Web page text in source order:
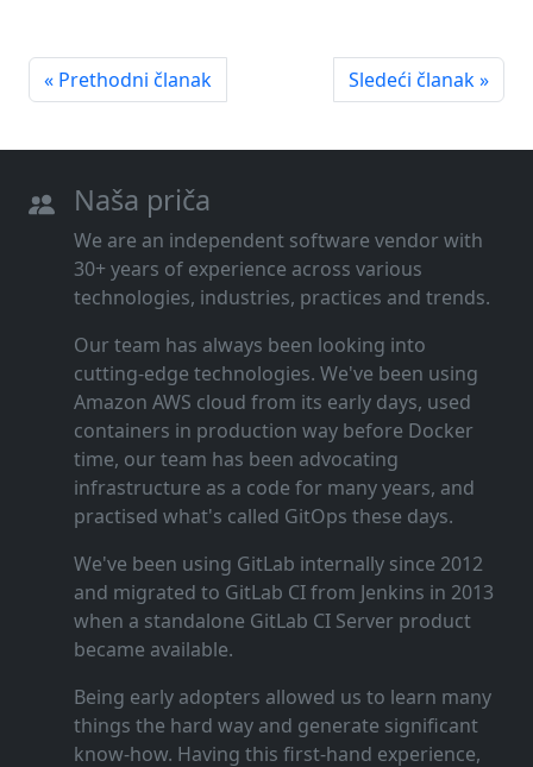
« Prethodni članak Sledeći članak »
Naša priča
We are an independent software vendor with
30+ years of experience across various
technologies, industries, practices and trends.
Our team has always been looking into
cutting‑edge technologies. We've been using
Amazon AWS cloud from its early days, used
containers in production way before Docker
time, our team has been advocating
infrastructure as a code for many years, and
practised what's called GitOps these days.
We've been using GitLab internally since 2012
and migrated to GitLab CI from Jenkins in 2013
when a standalone GitLab CI Server product
became available.
Being early adopters allowed us to learn many
things the hard way and generate significant
know‑how. Having this first‑hand experience,